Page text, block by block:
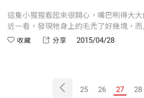
這隻小猩猩看起來很開心，嘴巴咧得大
近一看，發現牠身上的毛禿了好幾塊，而
收藏 分享 2015/04/28
25 26 27 28